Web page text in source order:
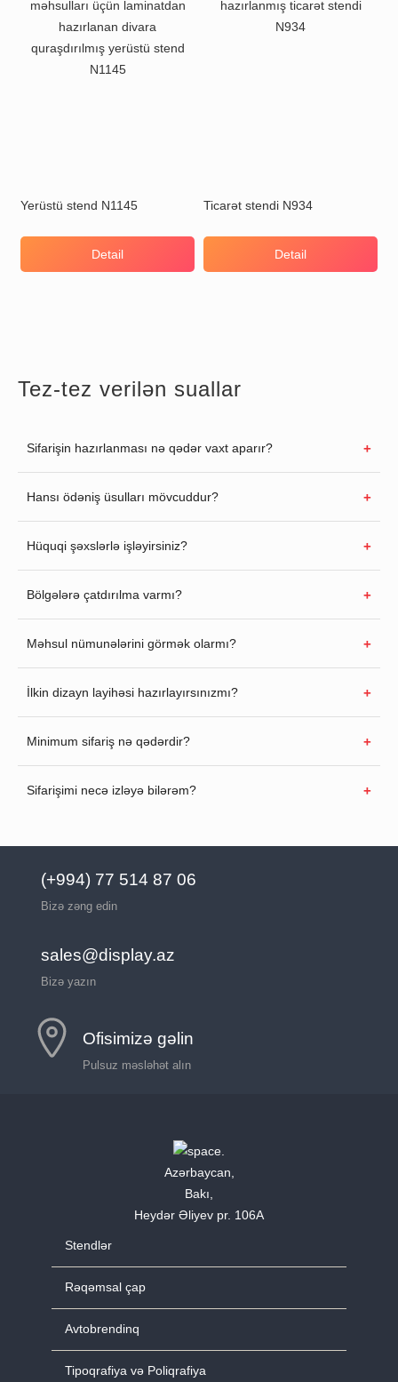
Yerüstü stend N1145
Detail
Ticarət stendi N934
Detail
Tez-tez verilən suallar
Sifarişin hazırlanması nə qədər vaxt aparır?
Hansı ödəniş üsulları mövcuddur?
Hüquqi şəxslərlə işləyirsiniz?
Bölgələrə çatdırılma varmı?
Məhsul nümunələrini görmək olarmı?
İlkin dizayn layihəsi hazırlayırsınızmı?
Minimum sifariş nə qədərdir?
Sifarişimi necə izləyə bilərəm?
(+994) 77 514 87 06
Bizə zəng edin
sales@display.az
Bizə yazın
Ofisimizə gəlin
Pulsuz məsləhət alın
Azərbaycan,
Bakı,
Heydər Əliyev pr. 106A
Stendlər
Rəqəmsal çap
Avtobrendinq
Tipoqrafiya və Poliqrafiya